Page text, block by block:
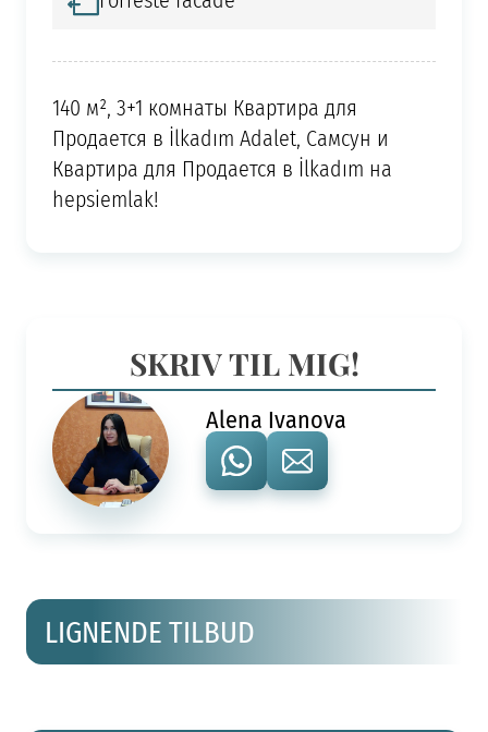
140 м², 3+1 комнаты Квартира для
Продается в İlkadım Adalet, Самсун и
Квартира для Продается в İlkadım на
hepsiemlak!
SKRIV TIL MIG!
Alena Ivanova
LIGNENDE TILBUD